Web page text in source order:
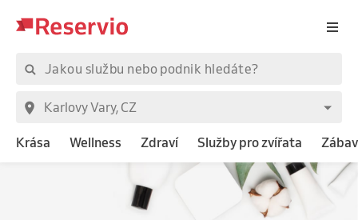
Krása Wellness Zdraví Služby pro zvířata